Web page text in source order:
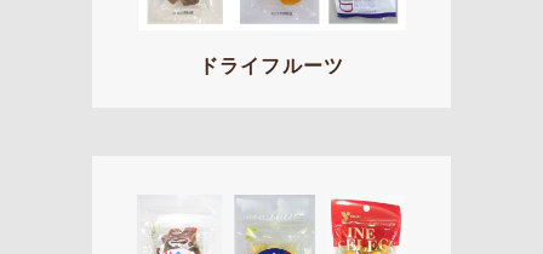
ドライフルーツ